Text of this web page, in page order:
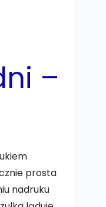
–
prosta
nadruku